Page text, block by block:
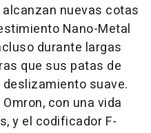
nuevas cotas
Nano-Metal
durante largas
que sus patas de
suave.
con una vida
y el codificador F-